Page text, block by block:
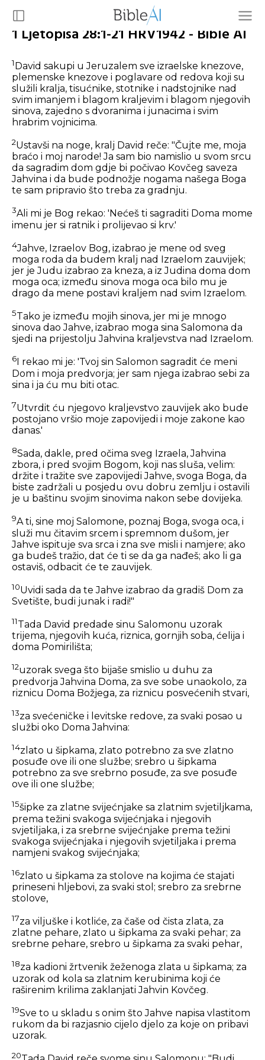
1 Ljetopisa 28:1-21 HRV1942 - Bible AI
1David sakupi u Jeruzalem sve izraelske knezove,
plemenske knezove i poglavare od redova koji su
služili kralja, tisućnike, stotnike i nadstojnike nad
svim imanjem i blagom kraljevim i blagom njegovih
sinova, zajedno s dvoranima i junacima i svim
hrabrim vojnicima.
2Ustavši na noge, kralj David reče: "Čujte me, moja
braćo i moj narode! Ja sam bio namislio u svom srcu
da sagradim dom gdje bi počivao Kovčeg saveza
Jahvina i da bude podnožje nogama našega Boga
te sam pripravio što treba za gradnju.
3Ali mi je Bog rekao: 'Nećeš ti sagraditi Doma mome
imenu jer si ratnik i prolijevao si krv.'
4Jahve, Izraelov Bog, izabrao je mene od sveg
moga roda da budem kralj nad Izraelom zauvijek;
jer je Judu izabrao za kneza, a iz Judina doma dom
moga oca; između sinova moga oca bilo mu je
drago da mene postavi kraljem nad svim Izraelom.
5Tako je između mojih sinova, jer mi je mnogo
sinova dao Jahve, izabrao moga sina Salomona da
sjedi na prijestolju Jahvina kraljevstva nad Izraelom.
6 I rekao mi je: 'Tvoj sin Salomon sagradit će meni
Dom i moja predvorja; jer sam njega izabrao sebi za
sina i ja ću mu biti otac.
7Utvrdit ću njegovo kraljevstvo zauvijek ako bude
postojano vršio moje zapovijedi i moje zakone kao
danas.'
8Sada, dakle, pred očima sveg Izraela, Jahvina
zbora, i pred svojim Bogom, koji nas sluša, velim:
držite i tražite sve zapovijedi Jahve, svoga Boga, da
biste zadržali u posjedu ovu dobru zemlju i ostavili
je u baštinu svojim sinovima nakon sebe dovijeka.
9A ti, sine moj Salomone, poznaj Boga, svoga oca, i
služi mu čitavim srcem i spremnom dušom, jer
Jahve ispituje sva srca i zna sve misli i namjere; ako
ga budeš tražio, dat će ti se da ga nađeš; ako li ga
ostaviš, odbacit će te zauvijek.
10Uvidi sada da te Jahve izabrao da gradiš Dom za
Svetište, budi junak i radi!"
11Tada David predade sinu Salomonu uzorak
trijema, njegovih kuća, riznica, gornjih soba, ćelija i
doma Pomirilišta;
12uzorak svega što bijaše smislio u duhu za
predvorja Jahvina Doma, za sve sobe unaokolo, za
riznicu Doma Božjega, za riznicu posvećenih stvari,
13za svećeničke i levitske redove, za svaki posao u
službi oko Doma Jahvina:
14zlato u šipkama, zlato potrebno za sve zlatno
posuđe ove ili one službe; srebro u šipkama
potrebno za sve srebrno posuđe, za sve posuđe
ove ili one službe;
15šipke za zlatne svijećnjake sa zlatnim svjetiljkama,
prema težini svakoga svijećnjaka i njegovih
svjetiljaka, i za srebrne svijećnjake prema težini
svakoga svijećnjaka i njegovih svjetiljaka i prema
namjeni svakog svijećnjaka;
16zlato u šipkama za stolove na kojima će stajati
prineseni hljebovi, za svaki stol; srebro za srebrne
stolove,
17za viljuške i kotliće, za čaše od čista zlata, za
zlatne pehare, zlato u šipkama za svaki pehar; za
srebrne pehare, srebro u šipkama za svaki pehar,
18za kadioni žrtvenik žeženoga zlata u šipkama; za
uzorak od kola sa zlatnim kerubinima koji će
raširenim krilima zaklanjati Jahvin Kovčeg.
19Sve to u skladu s onim što Jahve napisa vlastitom
rukom da bi razjasnio cijelo djelo za koje on pribavi
uzorak.
20